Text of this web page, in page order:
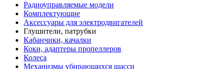
Радиоуправляемые модели
Комплектующие
Аксессуары для электродвигателей
Глушители, патрубки
Кабанчики, качалки
Коки, адаптеры пропеллеров
Колеса
Механизмы убирающихся шасси